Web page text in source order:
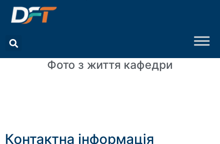
Фото з життя кафедри
Контактна інформація